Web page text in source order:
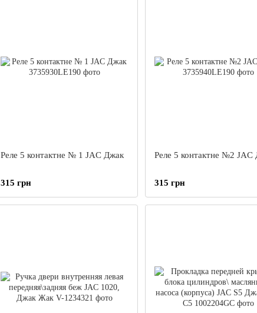
Реле 5 контактне № 1 JAC Джак
315 грн
Реле 5 контактне №2 JAC
315 грн